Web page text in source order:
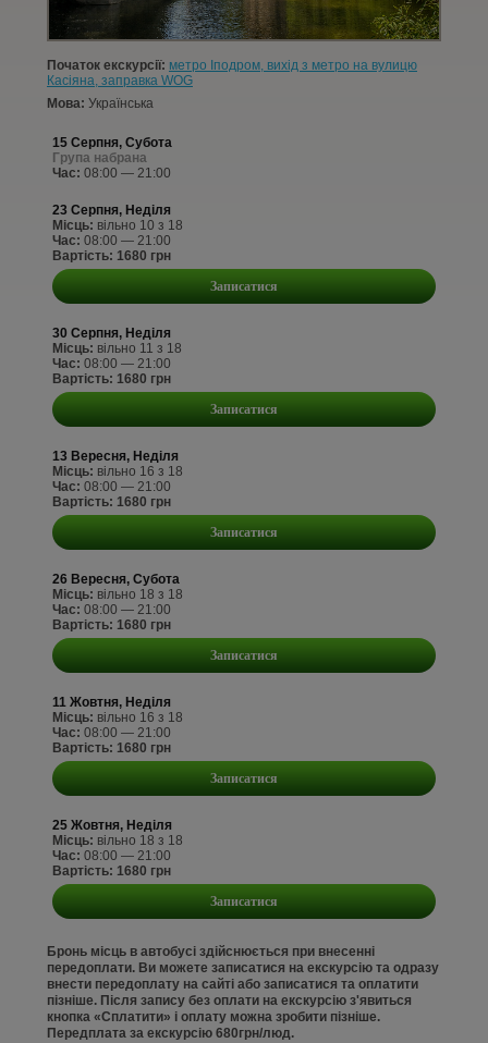
УВІЙТИ
РЕЄСТРАЦІЯ
Початок екскурсії: метро Іподром, вихід з метро на вулицю
Касіяна, заправка WOG
Мова: Українська
15 Серпня, Субота
Група набрана
Час: 08:00 — 21:00
23 Серпня, Неділя
Місць: вільно 10 з 18
Час: 08:00 — 21:00
Вартість: 1680 грн
Записатися
30 Серпня, Неділя
Місць: вільно 11 з 18
Час: 08:00 — 21:00
Вартість: 1680 грн
Записатися
13 Вересня, Неділя
Місць: вільно 16 з 18
Час: 08:00 — 21:00
Вартість: 1680 грн
Записатися
26 Вересня, Субота
Місць: вільно 18 з 18
Час: 08:00 — 21:00
Вартість: 1680 грн
Записатися
11 Жовтня, Неділя
Місць: вільно 16 з 18
Час: 08:00 — 21:00
Вартість: 1680 грн
Записатися
25 Жовтня, Неділя
Місць: вільно 18 з 18
Час: 08:00 — 21:00
Вартість: 1680 грн
Записатися
Бронь місць в автобусі здійснюється при внесенні
передоплати. Ви можете записатися на екскурсію та одразу
внести передоплату на сайті або записатися та оплатити
пізніше. Після запису без оплати на екскурсію з'явиться
кнопка «Сплатити» і оплату можна зробити пізніше.
Передплата за екскурсію 680грн/люд.